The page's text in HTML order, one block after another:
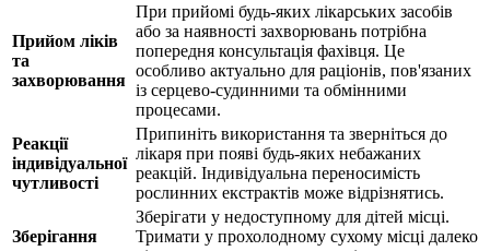
Прийом ліків
та
захворювання
При прийомі будь-яких лікарських засобів
або за наявності захворювань потрібна
попередня консультація фахівця. Це
особливо актуально для раціонів, пов'язаних
із серцево-судинними та обмінними
процесами.
Реакції
індивідуальної
чутливості
Припиніть використання та зверніться до
лікаря при появі будь-яких небажаних
реакцій. Індивідуальна переносимість
рослинних екстрактів може відрізнятись.
Зберігання
Зберігати у недоступному для дітей місці.
Тримати у прохолодному сухому місці далеко